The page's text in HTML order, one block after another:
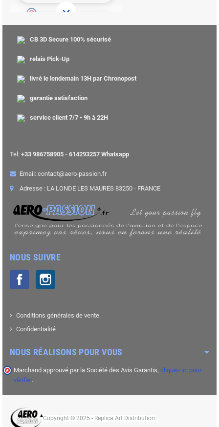
CB 3D Secure 100% sécurisé
relais Pick-Up
livré le lendemain 13H par Chronopost
garantie satisfaction
service client 7/7 - 9h à 22H
Tel: +33 986758905 - 614293257 Whatsapp
Email: contact@aero-passion.fr
Adresse : LA LONDE LES MAURES 83250 - FRANCE
NOUS SUIVRE
Facebook
Conditions générales de vente
Confidentialité
NOUS RÉALISONS POUR VOUS
Marchand approuvé par la Société des Avis Garantis, cliquez ici pour
vérifier.
Copyright © 2025 - Replica Art Distribution